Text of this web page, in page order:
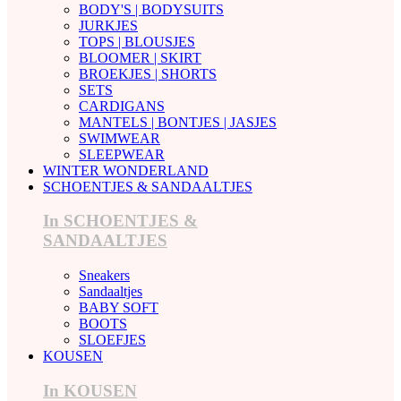
BODY'S | BODYSUITS
JURKJES
TOPS | BLOUSJES
BLOOMER | SKIRT
BROEKJES | SHORTS
SETS
CARDIGANS
MANTELS | BONTJES | JASJES
SWIMWEAR
SLEEPWEAR
WINTER WONDERLAND
SCHOENTJES & SANDAALTJES
In SCHOENTJES &
SANDAALTJES
Sneakers
Sandaaltjes
BABY SOFT
BOOTS
SLOEFJES
KOUSEN
In KOUSEN